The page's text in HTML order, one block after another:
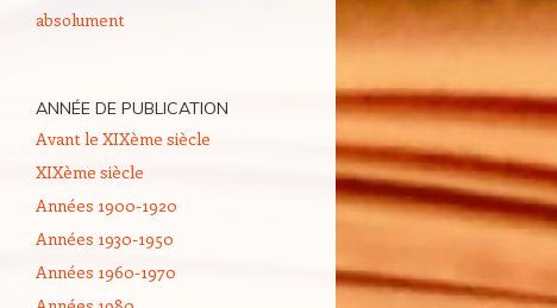
absolument
ANNÉE DE PUBLICATION
Avant le XIXème siècle
XIXème siècle
Années 1900-1920
Années 1930-1950
Années 1960-1970